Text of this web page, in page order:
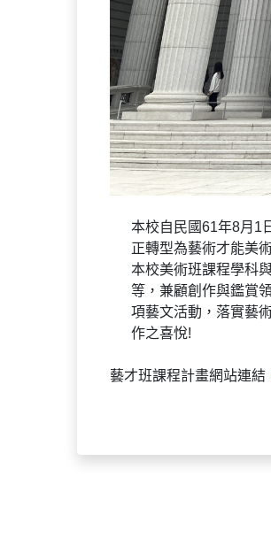
本校自民國61年8月1
正轉型為藝術才能美
本校美術班課程學科
等，兼顧創作與鑑賞
項藝文活動，落實藝
作之喜悅!
藝才班課程計畫網站連結